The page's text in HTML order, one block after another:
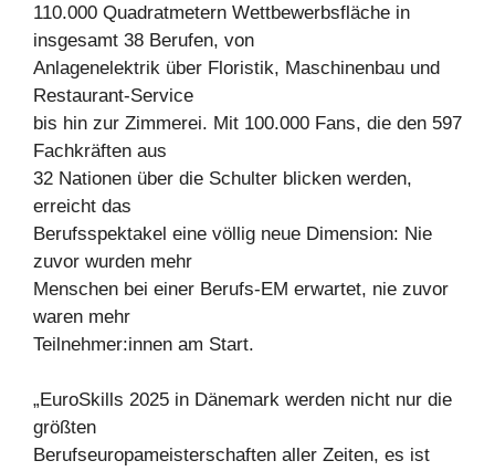
110.000 Quadratmetern Wettbewerbsfläche in
insgesamt 38 Berufen, von
Anlagenelektrik über Floristik, Maschinenbau und
Restaurant-Service
bis hin zur Zimmerei. Mit 100.000 Fans, die den 597
Fachkräften aus
32 Nationen über die Schulter blicken werden,
erreicht das
Berufsspektakel eine völlig neue Dimension: Nie
zuvor wurden mehr
Menschen bei einer Berufs-EM erwartet, nie zuvor
waren mehr
Teilnehmer:innen am Start.
„EuroSkills 2025 in Dänemark werden nicht nur die
größten
Berufseuropameisterschaften aller Zeiten, es ist